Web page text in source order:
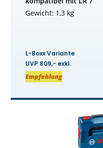
Gewicht: 1,3 kg
L-Boxx Variante
UVP 809,- exkl.
Empfehlung